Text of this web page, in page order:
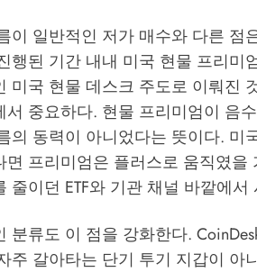
이 일반적인 저가 매수와 다른 점
행된 기간 내내 미국 현물 프리미
미국 현물 데스크 주도로 이뤄진
서 중요하다. 현물 프리미엄이 음
의 동력이 아니었다는 뜻이다. 미
면 프리미엄은 플러스로 움직였
줄이던 ETF와 기관 채널 바깥에
분류도 이 점을 강화한다.
주 갈아타는 단기 투기 지갑이